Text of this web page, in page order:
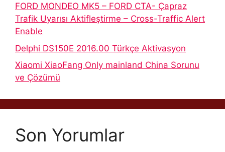
FORD MONDEO MK5 – FORD CTA- Çapraz
Trafik Uyarısı Aktifleştirme – Cross-Traffic Alert
Enable
Delphi DS150E 2016.00 Türkçe Aktivasyon
Xiaomi XiaoFang Only mainland China Sorunu
ve Çözümü
Son Yorumlar